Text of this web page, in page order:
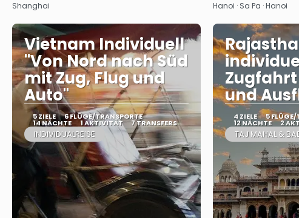
Shanghai
Hanoi · Sa Pa · Hanoi
Vietnam Individuell
"Von Nord nach Süd
mit Zug, Flug und
Auto"
5 ZIELE 6 FLÜGE/TRANSPORTE
14 NÄCHTE 1 AKTIVITÄT 7 TRANSFERS
INDIVIDUALREISE
und
4 ZIELE 5 FLÜGE/
12 NÄCHTE 2
TAJ MAHAL &